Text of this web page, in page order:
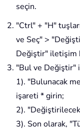
seçin.
"Ctrl" + "H"
ve Seç" >
Değiştir" iletişim
"Bul ve Değiştir"
1). "Bulunacak
işareti * girin;
2).
3). Son olarak,